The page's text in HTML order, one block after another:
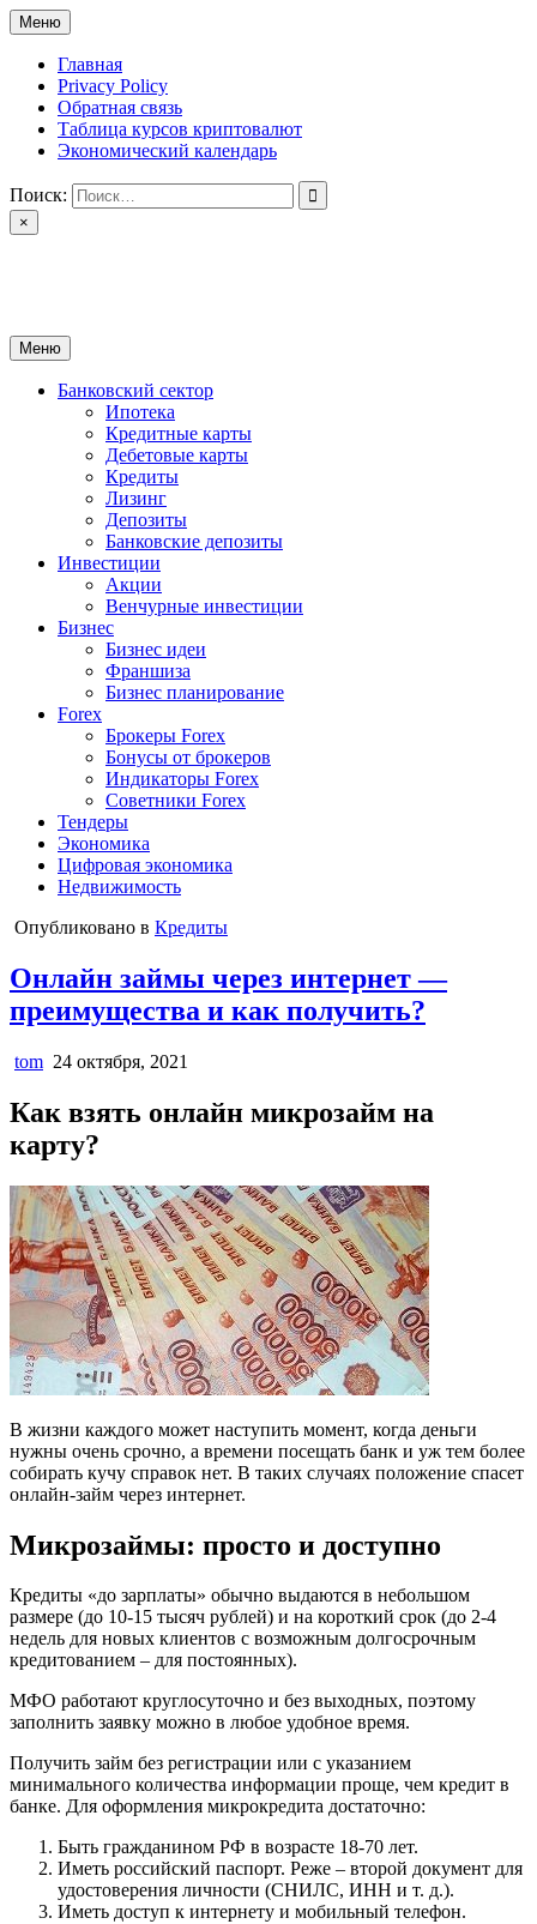
Перейти
к
содержимому
Меню
Главная
Privacy Policy
Обратная связь
Таблица курсов криптовалют
Экономический календарь
Поиск:
×
Меню
Банковский сектор
Ипотека
Кредитные карты
Дебетовые карты
Кредиты
Лизинг
Депозиты
Банковские депозиты
Инвестиции
Акции
Венчурные инвестиции
Бизнес
Бизнес идеи
Франшиза
Бизнес планирование
Forex
Брокеры Forex
Бонусы от брокеров
Индикаторы Forex
Советники Forex
Тендеры
Экономика
Цифровая экономика
Недвижимость
Опубликовано в Кредиты
Онлайн займы через интернет —
преимущества и как получить?
tom 24 октября, 2021
Как взять онлайн микрозайм на
карту?
В жизни каждого может наступить момент, когда деньги
нужны очень срочно, а времени посещать банк и уж тем более
собирать кучу справок нет. В таких случаях положение спасет
онлайн-займ через интернет.
Микрозаймы: просто и доступно
Кредиты «до зарплаты» обычно выдаются в небольшом
размере (до 10-15 тысяч рублей) и на короткий срок (до 2-4
недель для новых клиентов с возможным долгосрочным
кредитованием – для постоянных).
МФО работают круглосуточно и без выходных, поэтому
заполнить заявку можно в любое удобное время.
Получить займ без регистрации или с указанием
минимального количества информации проще, чем кредит в
банке. Для оформления микрокредита достаточно:
Быть гражданином РФ в возрасте 18-70 лет.
Иметь российский паспорт. Реже – второй документ для
удостоверения личности (СНИЛС, ИНН и т. д.).
Иметь доступ к интернету и мобильный телефон.